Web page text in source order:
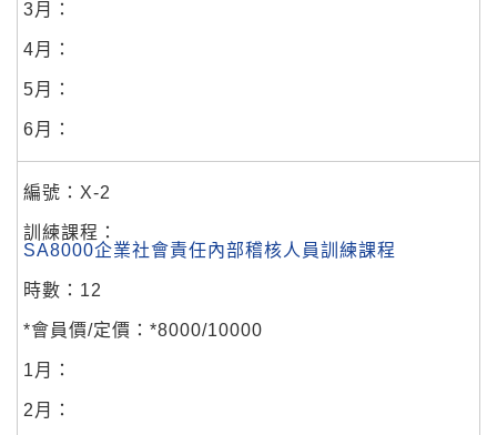
X-2
SA8000企業社會責任內部稽核人員訓練課程
12
*8000/10000